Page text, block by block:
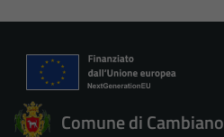
Comune di Cambiano